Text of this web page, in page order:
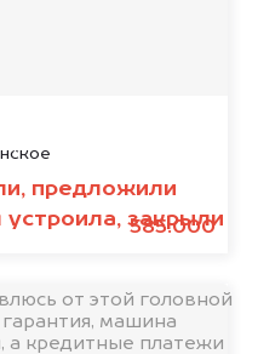
585.000
предложили
закрыли
от этой головной
гарантия, машина
а кредитные платежи